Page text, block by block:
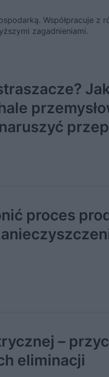
Współpracuje z
zagadnieniami.
proces
–
eliminacji